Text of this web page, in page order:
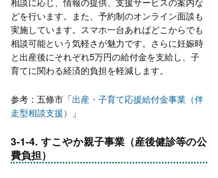
どを行います。また、予約制のオンライン面談も
実施しています。スマホ一台あればどこからでも
相談可能という気軽さが魅力です。さらに妊娠時
と出産後にそれぞれ5万円の給付金を支給し、子
育てに関わる経済的負担を軽減します。
参考：五條市「出産・子育て応援給付金事業（伴
走型相談支援）
」
すこやか親子事業（産後健診等の公
費負担）